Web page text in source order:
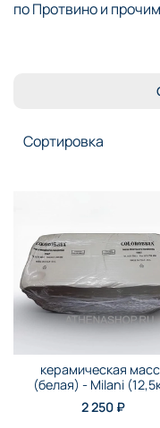
по Протвино и
керамическая
(белая) - Milani
2 250 ₽